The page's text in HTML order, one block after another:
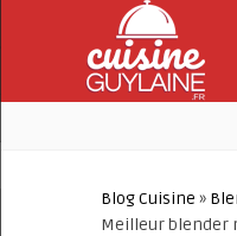
Blog Cuisine »
Meilleur blender